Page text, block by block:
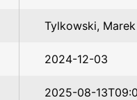
Tylkowski, Marek
2024-12-03
2025-08-